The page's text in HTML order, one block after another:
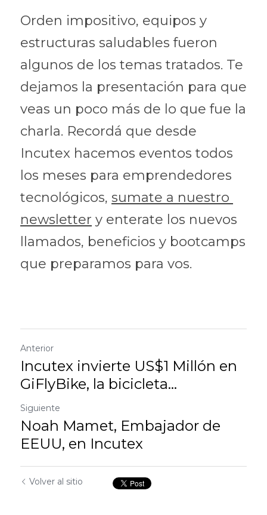
Orden impositivo, equipos y
estructuras saludables fueron
algunos de los temas tratados. Te
dejamos la presentación para que
veas un poco más de lo que fue la
charla. Recordá que desde
Incutex hacemos eventos todos
los meses para emprendedores
tecnológicos, sumate a nuestro
newsletter y enterate los nuevos
llamados, beneficios y bootcamps
que preparamos para vos.
Anterior
Incutex invierte US$1 Millón en
GiFlyBike, la bicicleta...
Siguiente
Noah Mamet, Embajador de
EEUU, en Incutex
Volver al sitio